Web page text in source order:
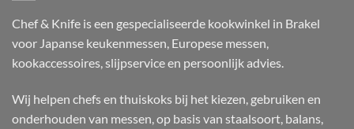
Chef & Knife is een gespecialiseerde kookwinkel in Brakel
voor Japanse keukenmessen, Europese messen,
kookaccessoires, slijpservice en persoonlijk advies.
Wij helpen chefs en thuiskoks bij het kiezen, gebruiken en
onderhouden van messen, op basis van staalsoort, balans,